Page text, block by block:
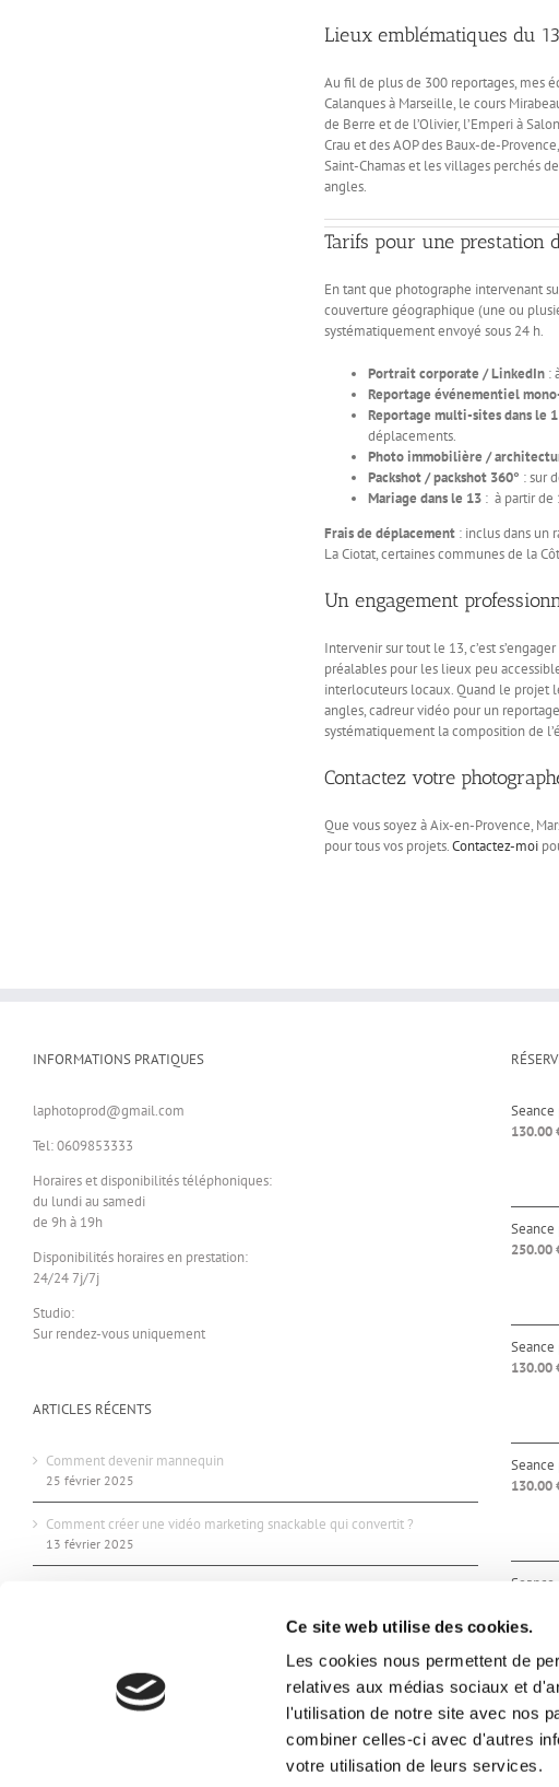
Ce site web utilise des cookies.
Les cookies nous permettent de
relatives aux médias sociaux et
l'utilisation de notre site avec nos
combiner celles-ci avec d'autres
votre utilisation de leurs services.
Lieux emblématiques du
Au fil de plus de 300 reportages, mes
Calanques à Marseille, le cours
de Berre et de l’Olivier, l’Emperi à
Crau et des AOP des Baux-de-
Saint-Chamas et les villages perchés
angles.
Tarifs pour une prestation
En tant que photographe intervenant
couverture géographique (une ou
systématiquement envoyé sous 24 h.
Portrait corporate / LinkedIn:
Reportage événementiel
Reportage multi-sites dans le
déplacements.
Photo immobilière /
Packshot / packshot 360° : sur
Mariage dans le 13: à partir de
Frais de déplacement: inclus dans un
La Ciotat, certaines communes de la
Un engagement
Intervenir sur tout le 13, c’est
préalables pour les lieux peu
interlocuteurs locaux. Quand le projet
angles, cadreur vidéo pour un
systématiquement la composition de
Contactez votre
Que vous soyez à Aix-en-Provence,
pour tous vos projets.Contactez-moi
INFORMATIONS PRATIQUES
laphotoprod@gmail.com
Tel: 0609853333
Horaires et disponibilités téléphoniques:
du lundi au samedi
de 9h à 19h
Disponibilités horaires en prestation:
24/24 7j/7j
Studio:
Sur rendez-vous uniquement
ARTICLES RÉCENTS
Comment devenir mannequin
25 février 2025
Comment créer une vidéo marketing snackable qui convertit ?
13 février 2025
130.00
250.00
Seance
130.00
130.00
Copyright 2011-2026. LA Photo Prod - Photographe à Aix en